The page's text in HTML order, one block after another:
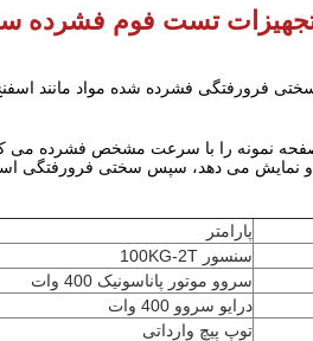
تست فوم فشرده
فرورفتگی فشرده شده مواد مانند
نمونه را با سرعت مشخص فشرده می کند
و نمایش می دهد، سپس سختی فرورفتگی
پارامتر
سنسور 100KG-2T
سروو موتور پاناسونیک 400 وات
درایو سروو 400 وات
توپ پیچ وارداتی